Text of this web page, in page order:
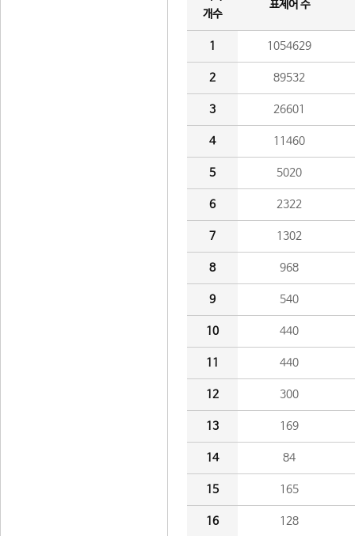
개수
표제어 수
1 1054629
2 89532
3 26601
4 11460
5 5020
6 2322
7 1302
8 968
9 540
10 440
11 440
12 300
13 169
14 84
15 165
16 128